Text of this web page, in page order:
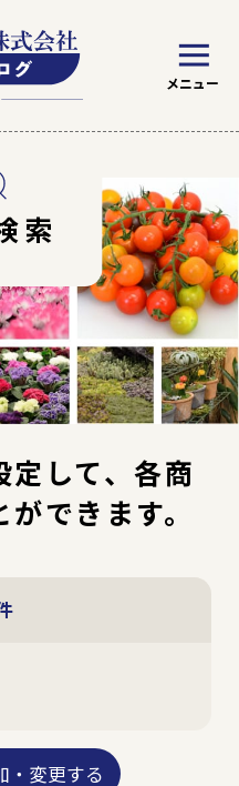
の見方 トマト 野菜
絞り込み条件を指定
索
定して、各商
できます。
・変更する